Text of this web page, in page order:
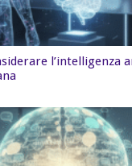
l’intelligenza